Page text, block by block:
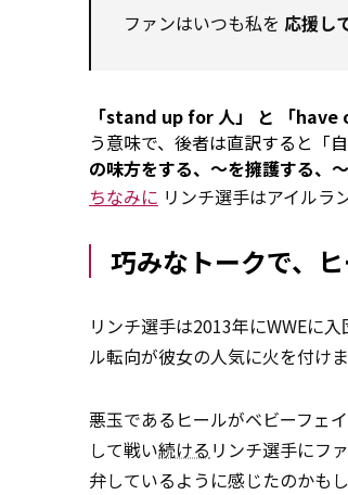
ファンはいつも私を 応援し
「stand upfor人」 と 「have
う意味で、後者は直訳すると「
の味方をする、～を擁護する、～
ちなみに リンチ選手はアイルラ
巧みなトークで、
リンチ選手は2013年にWWEに
ル転向が彼女の人気に火を付けま
悪玉であるヒールがベビーフェ
して戦い続ける リンチ選手にフ
弁しているように感じたのかもし